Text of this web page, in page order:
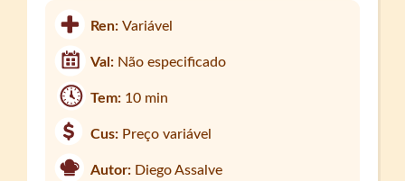
Ren:Variável
Val: Não especificado
Tem: 10 min
Cus: Preço variável
Autor: Diego Assalve